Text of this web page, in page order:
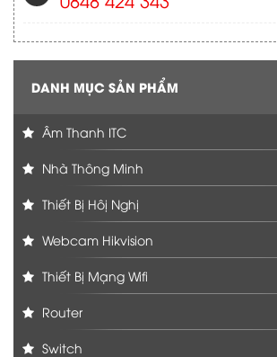
DANH MỤC SẢN PHẨM
Âm Thanh ITC
Nhà Thông Minh
Thiết Bị Hôị Nghị
Webcam Hikvision
Thiết Bị Mạng Wifi
Router
Switch